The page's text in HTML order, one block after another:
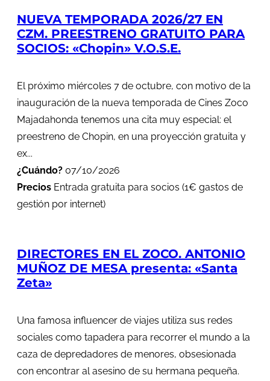
NUEVA TEMPORADA 2026/27 EN
CZM. PREESTRENO GRATUITO PARA
SOCIOS: «Chopin» V.O.S.E.
El próximo miércoles 7 de octubre, con motivo de la
inauguración de la nueva temporada de Cines Zoco
Majadahonda tenemos una cita muy especial: el
preestreno de Chopin, en una proyección gratuita y
ex...
¿Cuándo? 07/10/2026
Precios Entrada gratuita para socios (1€ gastos de
gestión por internet)
DIRECTORES EN EL ZOCO. ANTONIO
MUÑOZ DE MESA presenta: «Santa
Zeta»
Una famosa influencer de viajes utiliza sus redes
sociales como tapadera para recorrer el mundo a la
caza de depredadores de menores, obsesionada
con encontrar al asesino de su hermana pequeña.